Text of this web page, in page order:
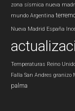
zona sísmica nueva
mundo Argentina
Nueva Madrid España
Temperaturas Reino
Falla San Andres granizo
palma